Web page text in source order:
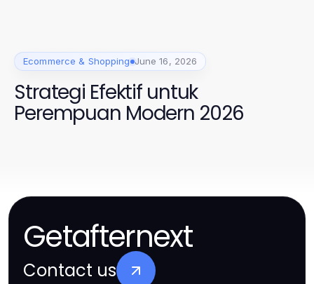
Ecommerce & Shopping June 16, 2026
Strategi Efektif untuk
Perempuan Modern 2026
Getafternext
Contact us